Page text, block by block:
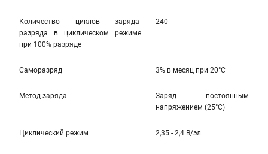
Количество циклов заряда-
разряда в циклическом режиме
при 100% разряде
240
Саморазряд 3% в месяц при 20°С
Метод заряда
Заряд постоянным
напряжением (25°С)
Циклический режим 2,35 - 2,4 В/эл